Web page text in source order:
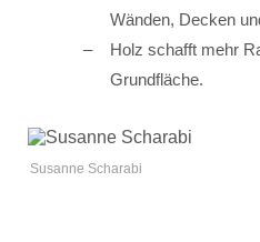
Wänden, Decken
Holz schafft mehr
Grundfläche.
Susanne Scharabi